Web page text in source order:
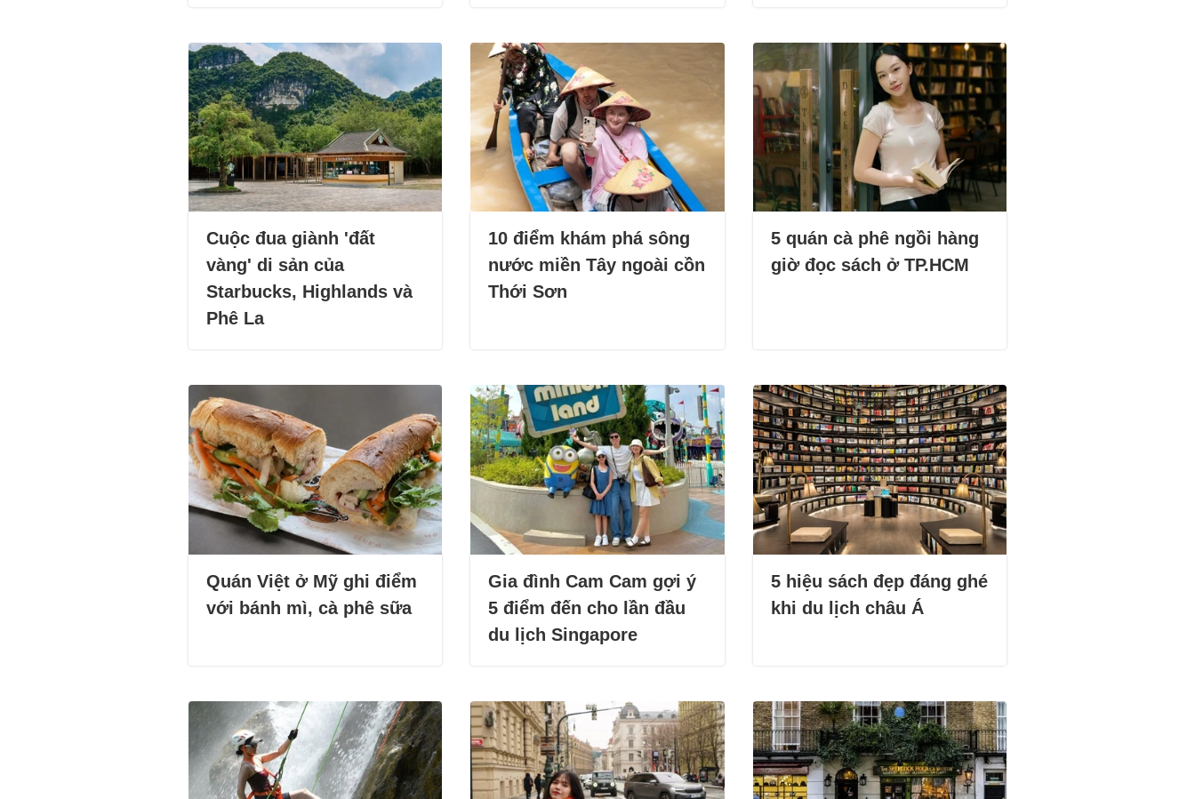
Cuộc đua giành 'đất
vàng' di sản của
Starbucks, Highlands và
Phê La
10 điểm khám phá sông
nước miền Tây ngoài cồn
Thới Sơn
5 quán cà phê ngồi hàng
giờ đọc sách ở TP.HCM
Quán Việt ở Mỹ ghi điểm
với bánh mì, cà phê sữa
Gia đình Cam Cam gợi ý
5 điểm đến cho lần đầu
du lịch Singapore
5 hiệu sách đẹp đáng ghé
khi du lịch châu Á